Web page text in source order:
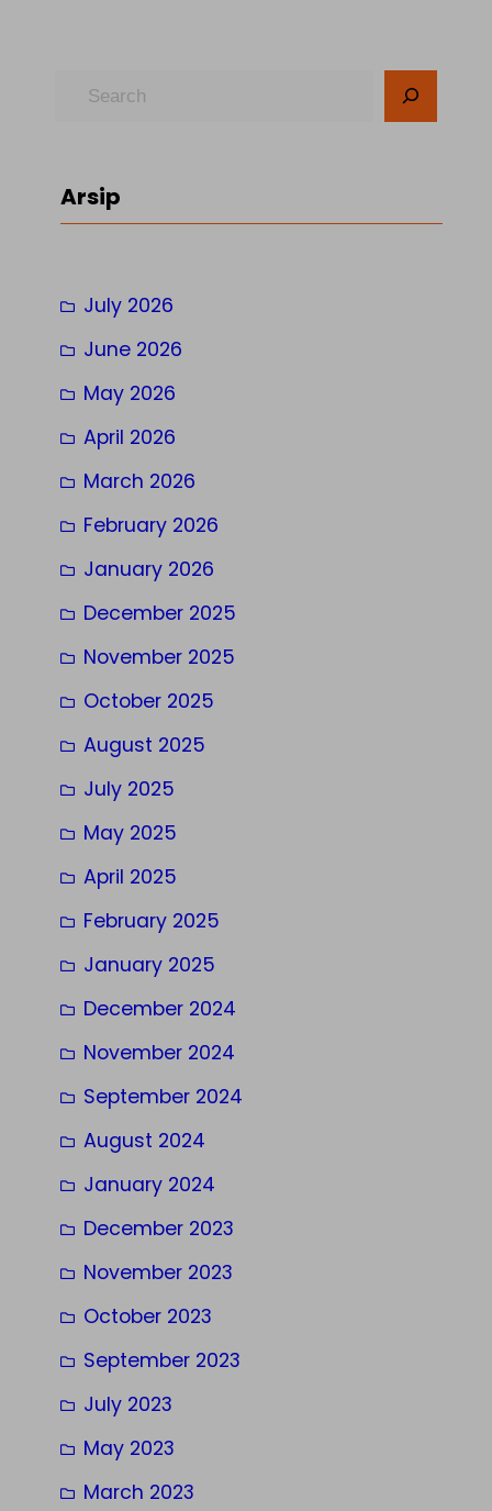
c
Arsip
July 2026
June 2026
May 2026
April 2026
March 2026
February 2026
January 2026
December 2025
November 2025
October 2025
August 2025
July 2025
May 2025
April 2025
February 2025
January 2025
December 2024
November 2024
September 2024
August 2024
January 2024
December 2023
November 2023
October 2023
September 2023
July 2023
May 2023
March 2023